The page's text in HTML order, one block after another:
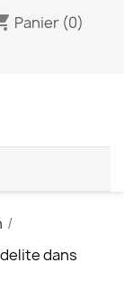
Panier (0)
dans